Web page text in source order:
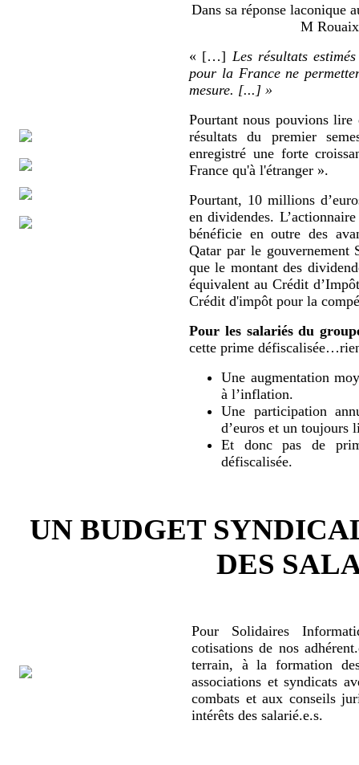
Dans sa réponse laconique
M
« […] Les résultats
pour la France ne
mesure. [...] »
Pourtant nous pouvions lire
résultats du premier
enregistré une forte
France qu'à l'étranger ».
Pourtant, 10 millions
en dividendes.
bénéficie en outre des
Qatar par le gouvernement
que le montant des
équivalent au Crédit
Crédit d'impôt pour la
Pour les salariés du
cette prime
Une augmentation
à l’inflation.
Une participation
d’euros et un toujours
Et donc pas de
défiscalisée.
UN BUDGET
DES
Pour Solidaires
cotisations de nos
terrain, à la formation
associations et syndicats
combats et aux conseils
intérêts des salarié.e.s.